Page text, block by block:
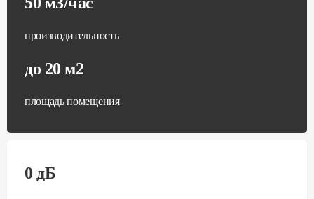
производительность
до 20 м2
площадь помещения
0 дБ